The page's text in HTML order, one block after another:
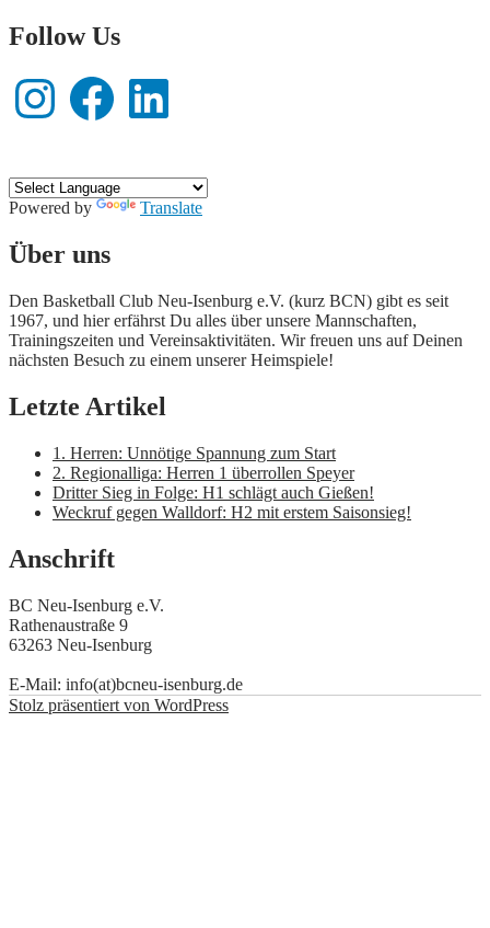
Follow Us
InstagramFacebookLinkedIn
Powered by Translate
Hier wird Basketball gespielt!
Über uns
Den Basketball Club Neu-Isenburg e.V. (kurz BCN) gibt es seit
1967, und hier erfährst Du alles über unsere Mannschaften,
Trainingszeiten und Vereinsaktivitäten. Wir freuen uns auf Deinen
nächsten Besuch zu einem unserer Heimspiele!
Letzte Artikel
1. Herren: Unnötige Spannung zum Start
2. Regionalliga: Herren 1 überrollen Speyer
Dritter Sieg in Folge: H1 schlägt auch Gießen!
Weckruf gegen Walldorf: H2 mit erstem Saisonsieg!
Anschrift
BC Neu-Isenburg e.V.
Rathenaustraße 9
63263 Neu-Isenburg
E-Mail: info(at)bcneu-isenburg.de
Stolz präsentiert von WordPress